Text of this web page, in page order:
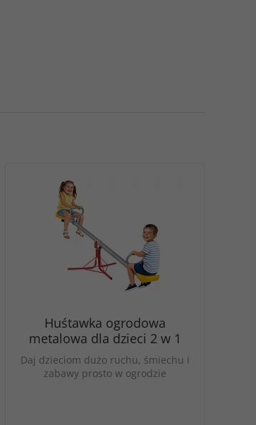
Huśtawka ogrodowa
metalowa dla dzieci 2 w 1
Daj dzieciom dużo ruchu, śmiechu i
zabawy prosto w ogrodzie